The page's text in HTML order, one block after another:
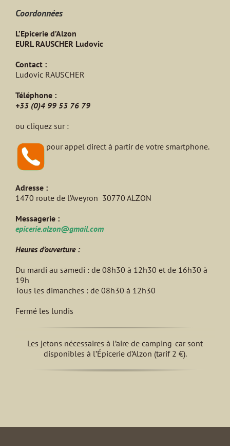
Coordonnées
L’Epicerie d’Alzon
EURL RAUSCHER Ludovic
Contact :
Ludovic RAUSCHER
Téléphone :
+33 (0)4 99 53 76 79
ou cliquez sur :
pour appel direct à partir de votre smartphone.
Adresse :
1470 route de l’Aveyron 30770 ALZON
Messagerie :
epicerie.alzon@gmail.com
Heures d’ouverture :
Du mardi au samedi : de 08h30 à 12h30 et de 16h30 à
19h
Tous les dimanches : de 08h30 à 12h30
Fermé les lundis
Les jetons nécessaires à l’aire de camping-car sont
disponibles à l’Épicerie d’Alzon (tarif 2 €).